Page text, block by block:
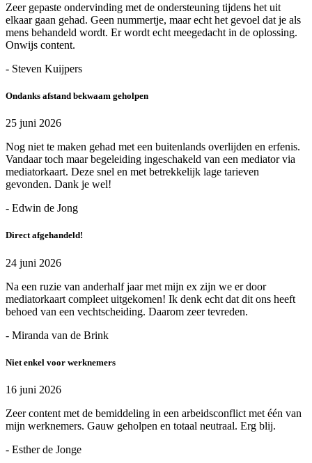
Zeer gepaste ondervinding met de ondersteuning tijdens het uit
elkaar gaan gehad. Geen nummertje, maar echt het gevoel dat je als
mens behandeld wordt. Er wordt echt meegedacht in de oplossing.
Onwijs content.
- Steven Kuijpers
Ondanks afstand bekwaam geholpen
25 juni 2026
Nog niet te maken gehad met een buitenlands overlijden en erfenis.
Vandaar toch maar begeleiding ingeschakeld van een mediator via
mediatorkaart. Deze snel en met betrekkelijk lage tarieven
gevonden. Dank je wel!
- Edwin de Jong
Direct afgehandeld!
24 juni 2026
Na een ruzie van anderhalf jaar met mijn ex zijn we er door
mediatorkaart compleet uitgekomen! Ik denk echt dat dit ons heeft
behoed van een vechtscheiding. Daarom zeer tevreden.
- Miranda van de Brink
Niet enkel voor werknemers
16 juni 2026
Zeer content met de bemiddeling in een arbeidsconflict met één van
mijn werknemers. Gauw geholpen en totaal neutraal. Erg blij.
- Esther de Jonge